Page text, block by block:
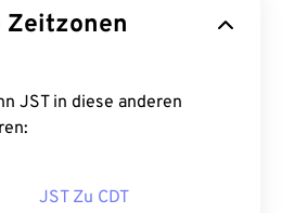
Zeitzonen
JST in diese anderen
JST Zu CDT